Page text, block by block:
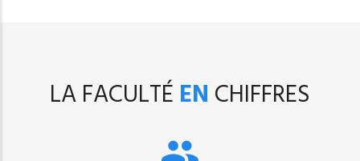
LA FACULTÉ EN CHIFFRES